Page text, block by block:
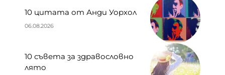
10 цитата от Анди Уорхол
06.08.2026
10 съвета за здравословно
лято